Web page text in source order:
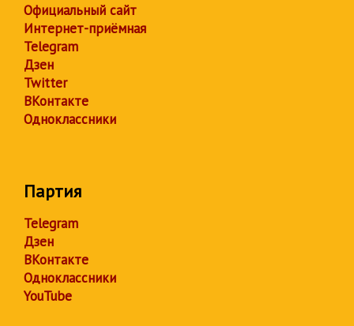
Официальный сайт
Интернет-приёмная
Telegram
Дзен
Twitter
ВКонтакте
Одноклассники
Партия
Telegram
Дзен
ВКонтакте
Одноклассники
YouTube